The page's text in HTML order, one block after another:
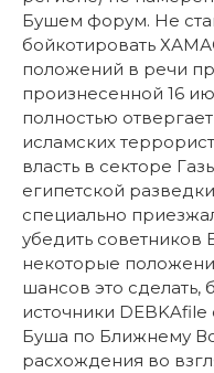
Бушем форум. Не
бойкотировать
положений в речи
произнесенной 16
полностью
исламских
власть в секторе
египетской
специально
убедить советников
некоторые
шансов это сделать,
источники DEBKAfile
Буша по Ближнему
расхождения во